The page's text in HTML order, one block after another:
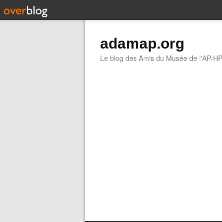
adamap.org
Le blog des Amis du Musée de l'AP-HP